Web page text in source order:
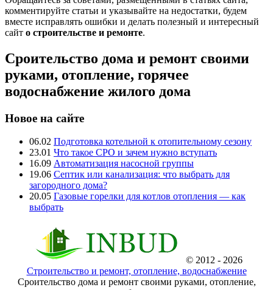
комментируйте статьи и указывайте на недостатки, будем
вместе исправлять ошибки и делать полезный и интересный
сайт о строительстве и ремонте.
Сроительство дома и ремонт своими
руками, отопление, горячее
водоснабжение жилого дома
Новое на сайте
06.02 Подготовка котельной к отопительному сезону
23.01 Что такое СРО и зачем нужно вступать
16.09 Автоматизация насосной группы
19.06 Септик или канализация: что выбрать для
загородного дома?
20.05 Газовые горелки для котлов отопления — как
выбрать
© 2012 - 2026
Строительство и ремонт, отопление, водоснабжение
Сроительство дома и ремонт своими руками, отопление,